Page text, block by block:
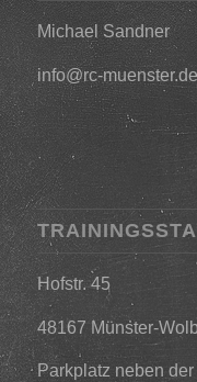
Michael Sandner
info@rc-muenster.de
Hofstr. 45
48167 Münster-
Parkplatz neben